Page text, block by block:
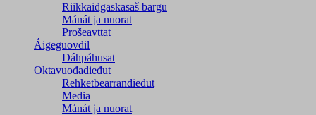
Riikkaidgaskasaš bargu
Mánát ja nuorat
Prošeavttat
Áigeguovdil
Dáhpáhusat
Oktavuođadieđut
Rehketbearrandieđut
Media
Mánát ja nuorat